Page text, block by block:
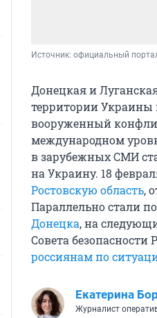
Источник: официальный
Донецкая и
территории Украины
вооруженный
международном
в зарубежных СМИ
на Украину. 18
Ростовскую область,
Параллельно стали
Донецка, на
Совета
россиянам по
Екатерина
Журналист